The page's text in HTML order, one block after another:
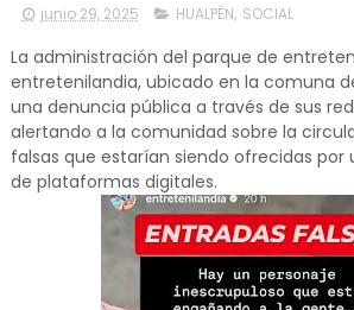
junio 29, 2025 HUALPÉN, SOCIAL
La administración del parque de
entretenilandia, ubicado en la comuna
una denuncia pública a través de sus
alertando a la comunidad sobre la
falsas que estarían siendo ofrecidas por
de plataformas digitales.